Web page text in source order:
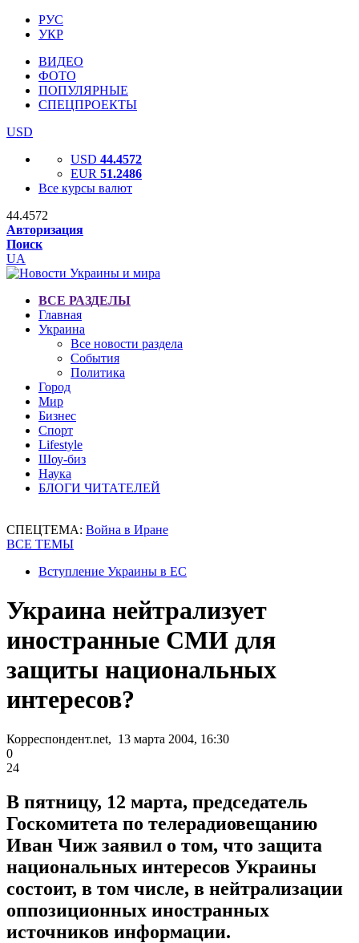
РУС
УКР
ВИДЕО
ФОТО
ПОПУЛЯРНЫЕ
СПЕЦПРОЕКТЫ
USD
USD 44.4572
EUR 51.2486
Все курсы валют
44.4572
Авторизация
Поиск
UA
ВСЕ РАЗДЕЛЫ
Главная
Украина
Все новости раздела
События
Политика
Город
Мир
Бизнес
Спорт
Lifestyle
Шоу-биз
Наука
БЛОГИ ЧИТАТЕЛЕЙ
СПЕЦТЕМА: Война в Иране
ВСЕ ТЕМЫ
Вступление Украины в ЕС
Украина нейтрализует
иностранные СМИ для
защиты национальных
интересов?
Корреспондент.net, 13 марта 2004, 16:30
0
24
В пятницу, 12 марта, председатель
Госкомитета по телерадиовещанию
Иван Чиж заявил о том, что защита
национальных интересов Украины
состоит, в том числе, в нейтрализации
оппозиционных иностранных
источников информации.